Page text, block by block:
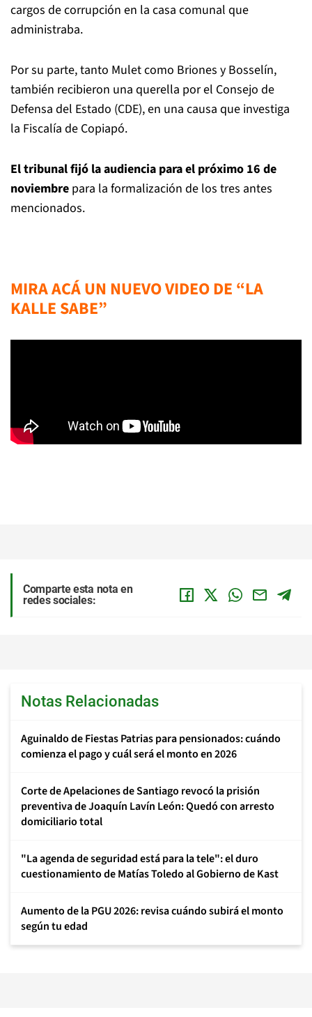
cargos de corrupción en la casa comunal que
administraba.
Por su parte, tanto Mulet como Briones y Bosselín,
también recibieron una querella por el Consejo de
Defensa del Estado (CDE), en una causa que investiga
la Fiscalía de Copiapó.
El tribunal fijó la audiencia para el próximo 16 de
noviembre para la formalización de los tres antes
mencionados.
MIRA ACÁ UN NUEVO VIDEO DE “LA
KALLE SABE”
Comparte esta nota en
redes sociales:
Notas Relacionadas
Aguinaldo de Fiestas Patrias para pensionados: cuándo
comienza el pago y cuál será el monto en 2026
Corte de Apelaciones de Santiago revocó la prisión
preventiva de Joaquín Lavín León: Quedó con arresto
domiciliario total
"La agenda de seguridad está para la tele": el duro
cuestionamiento de Matías Toledo al Gobierno de Kast
Aumento de la PGU 2026: revisa cuándo subirá el monto
según tu edad